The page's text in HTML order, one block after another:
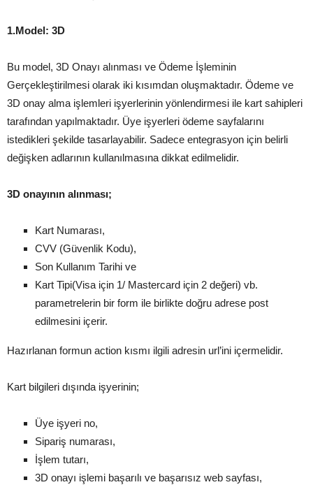
1.Model: 3D
Bu model, 3D Onayı alınması ve Ödeme İşleminin
Gerçekleştirilmesi olarak iki kısımdan oluşmaktadır. Ödeme ve
3D onay alma işlemleri işyerlerinin yönlendirmesi ile kart sahipleri
tarafından yapılmaktadır. Üye işyerleri ödeme sayfalarını
istedikleri şekilde tasarlayabilir. Sadece entegrasyon için belirli
değişken adlarının kullanılmasına dikkat edilmelidir.
3D onayının alınması;
Kart Numarası,
CVV (Güvenlik Kodu),
Son Kullanım Tarihi ve
Kart Tipi(Visa için 1/ Mastercard için 2 değeri) vb.
parametrelerin bir form ile birlikte doğru adrese post
edilmesini içerir.
Hazırlanan formun action kısmı ilgili adresin url’ini içermelidir.
Kart bilgileri dışında işyerinin;
Üye işyeri no,
Sipariş numarası,
İşlem tutarı,
3D onayı işlemi başarılı ve başarısız web sayfası,